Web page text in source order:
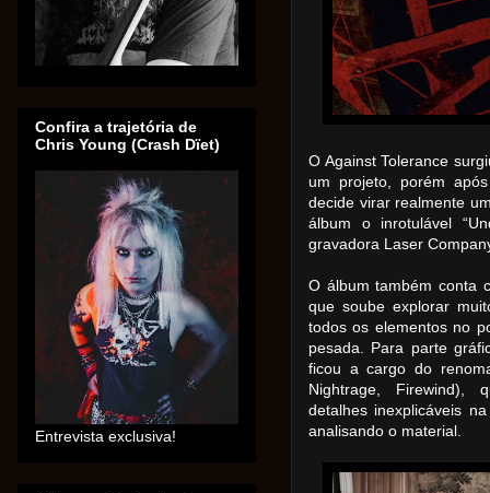
O Against Tolerance
um projeto, porém
decide virar realmente
álbum o inrotulável
gravadora Laser
O álbum também conta
que soube explorar
todos os elementos no
pesada. Para parte
ficou a cargo do
Nightrage, Firewind),
detalhes inexplicáveis
analisando o material.
Confira a trajetória de
Chris Young (Crash Dïet)
Entrevista exclusiva!